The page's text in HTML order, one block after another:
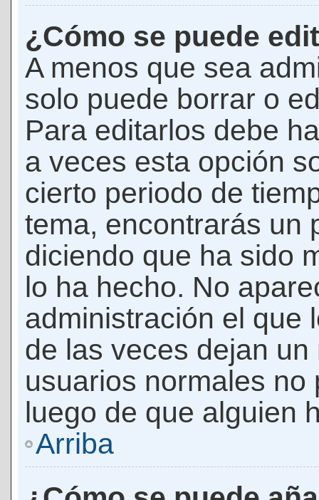
¿Cómo se puede
A menos que sea
solo puede borrar o
Para editarlos debe
a veces esta opción
cierto periodo de
tema, encontrarás un
diciendo que ha sido
lo ha hecho. No
administración el que
de las veces dejan
usuarios normales
luego de que alguien
Arriba